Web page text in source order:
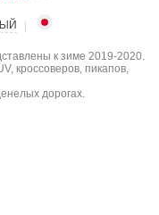
к зиме 2019-2020.
кроссоверов, пикапов,
дорогах.